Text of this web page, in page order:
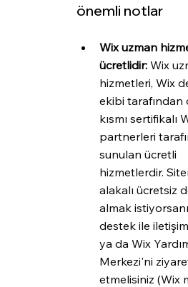
önemli notlar
Wix uzman
ücretlidir: Wix
hizmetleri, Wix
ekibi tarafından
kısmı sertifikalı
partnerleri
sunulan ücretli
hizmetlerdir.
alakalı ücretsiz
almak
destek ile
ya da Wix
Merkezi'ni
etmelisiniz (Wix